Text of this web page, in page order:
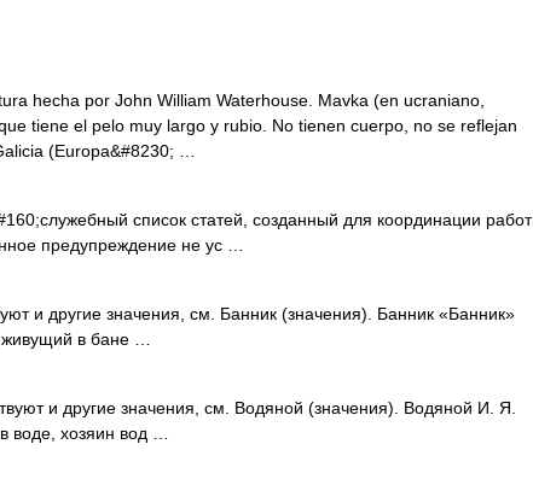
hecha por John William Waterhouse. Mavka (en ucraniano,
tiene el pelo muy largo y rubio. No tienen cuerpo, no se reflejan
(Europa&#8230; …
список статей, созданный для координации работ
предупреждение не ус …
и другие значения, см. Банник (значения). Банник «Банник»
в бане …
и другие значения, см. Водяной (значения). Водяной И. Я.
воде, хозяин вод …